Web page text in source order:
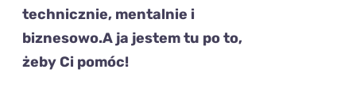
technicznie, mentalnie i
biznesowo.A ja jestem tu po to,
żeby Ci pomóc!